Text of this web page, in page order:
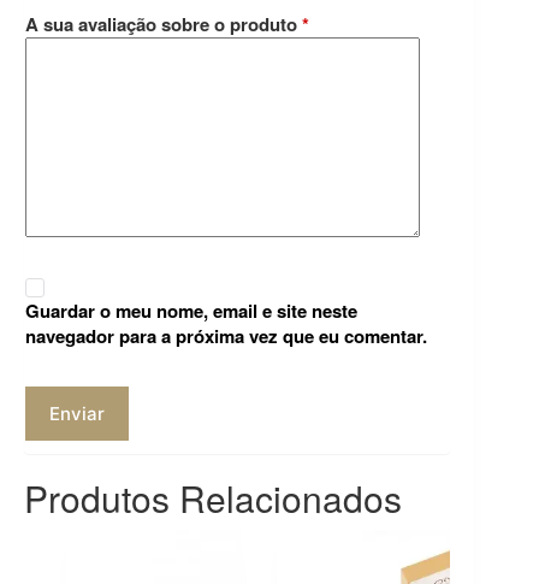
A sua avaliação sobre o produto*
Guardar o meu nome, email e site neste
navegador para a próxima vez que eu comentar.
Enviar
Produtos Relacionados